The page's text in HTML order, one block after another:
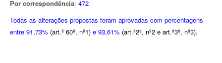
Por correspondência: 472
Todas as alterações propostas foram aprovadas com percentagens
entre 91,73% (art.º 60º, nº1)e 93,61% (art.º2º, nº2 e art.º3º, nº3).